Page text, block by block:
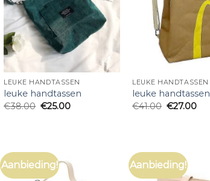
LEUKE HANDTASSEN
leuke handtassen
€38.00 €25.00
LEUKE HANDTASSEN
leuke handtassen
€41.00 €27.00
Aanbieding! Aanbieding!